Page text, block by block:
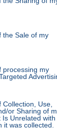
the Sale of my
processing my
Use,
or Sharing of
Is Unrelated
it was collected.
közel 11
az MLSZ